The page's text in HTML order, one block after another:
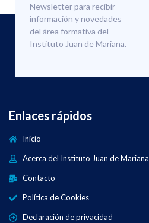
Newsletter para recibir
información y novedades
del área formativa del
Instituto Juan de Mariana.
Enlaces rápidos
Inicio
Acerca del Instituto Juan de Mariana
Contacto
Política de Cookies
Declaración de privacidad